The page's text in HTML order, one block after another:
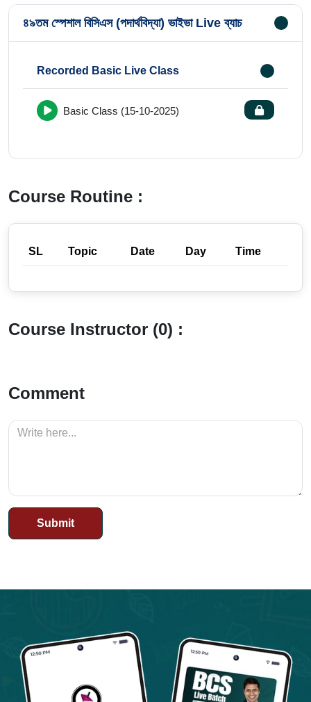
৪৯তম স্পেশাল বিসিএস (পদার্থবিদ্যা) ভাইভা Live ব্যাচ
Recorded Basic Live Class
Basic Class (15-10-2025)
Course Routine :
SL Topic Date Day Time
Course Instructor (0) :
Comment
Submit